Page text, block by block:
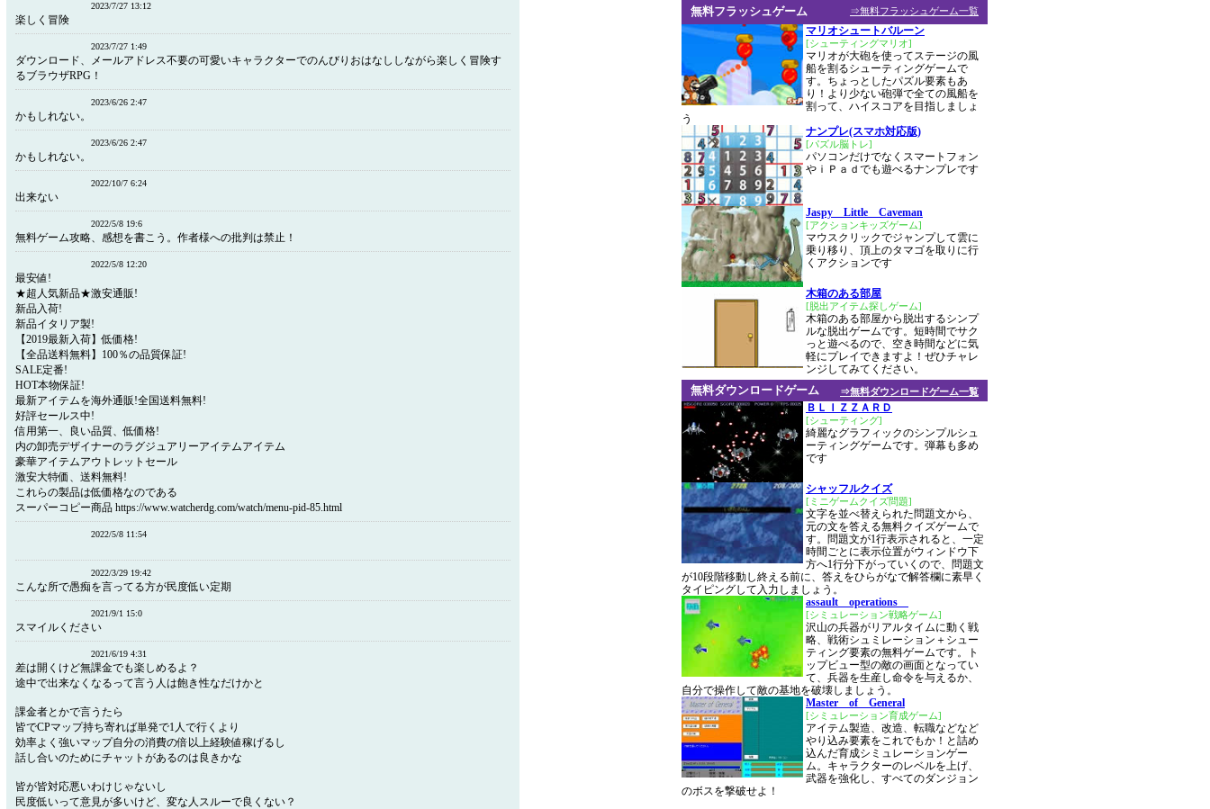
2023/7/27 13:12
楽しく冒険
2023/7/27 1:49
ダウンロード、メールアドレス不要の可愛いキャラクターでのんびりおはなししながら楽しく冒険す
るブラウザRPG！
2023/6/26 2:47
かもしれない。
2023/6/26 2:47
かもしれない。
2022/10/7 6:24
出来ない
2022/5/8 19:6
無料ゲーム攻略、感想を書こう。作者様への批判は禁止！
2022/5/8 12:20
最安値!
★超人気新品★激安通販!
新品入荷!
新品イタリア製!
【2019最新入荷】低価格!
【全品送料無料】100％の品質保証!
SALE定番!
HOT本物保証!
最新アイテムを海外通販!全国送料無料!
好評セールス中!
信用第一、良い品質、低価格!
内の卸売デザイナーのラグジュアリーアイテムアイテム
豪華アイテムアウトレットセール
激安大特価、送料無料!
これらの製品は低価格なのである
スーパーコピー商品 https://www.watcherdg.com/watch/menu-pid-85.html
2022/5/8 11:54
2022/3/29 19:42
こんな所で愚痴を言ってる方が民度低い定期
2021/9/1 15:0
スマイルください
2021/6/19 4:31
差は開くけど無課金でも楽しめるよ？
途中で出来なくなるって言う人は飽き性なだけかと
課金者とかで言うたら
皆でCPマップ持ち寄れば単発で1人で行くより
効率よく強いマップ自分の消費の倍以上経験値稼げるし
話し合いのためにチャットがあるのは良きかな
皆が皆対応悪いわけじゃないし
民度低いって意見が多いけど、変な人スルーで良くない？
⇒無料フラッシュゲーム一覧
無料フラッシュゲーム
マリオシュートバルーン
[シューティングマリオ]
マリオが大砲を使ってステージの風
船を割るシューティングゲームで
す。ちょっとしたパズル要素もあ
り！より少ない砲弾で全ての風船を
割って、ハイスコアを目指しましょ
う
ナンプレ(スマホ対応版)
[パズル脳トレ]
パソコンだけでなくスマートフォン
やｉＰａｄでも遊べるナンプレです
Jaspy Little Caveman
[アクションキッズゲーム]
マウスクリックでジャンプして雲に
乗り移り、頂上のタマゴを取りに行
くアクションです
木箱のある部屋
[脱出アイテム探しゲーム]
木箱のある部屋から脱出するシンプ
ルな脱出ゲームです。短時間でサク
っと遊べるので、空き時間などに気
軽にプレイできますよ！ぜひチャレ
ンジしてみてください。
⇒無料ダウンロードゲーム一覧
無料ダウンロードゲーム
ＢＬＩＺＺＡＲＤ
[シューティング]
綺麗なグラフィックのシンプルシュ
ーティングゲームです。弾幕も多め
です
シャッフルクイズ
[ミニゲームクイズ問題]
文字を並べ替えられた問題文から、
元の文を答える無料クイズゲームで
す。問題文が1行表示されると、一定
時間ごとに表示位置がウィンドウ下
方へ1行分下がっていくので、問題文
が10段階移動し終える前に、答えをひらがなで解答欄に素早く
タイピングして入力しましょう。
assault operations
[シミュレーション戦略ゲーム]
沢山の兵器がリアルタイムに動く戦
略、戦術シュミレーション＋シュー
ティング要素の無料ゲームです。ト
ップビュー型の敵の画面となってい
て、兵器を生産し命令を与えるか、
自分で操作して敵の基地を破壊しましょう。
Master of General
[シミュレーション育成ゲーム]
アイテム製造、改造、転職などなど
やり込み要素をこれでもか！と詰め
込んだ育成シミュレーションゲー
ム。キャラクターのレベルを上げ、
武器を強化し、すべてのダンジョン
のボスを撃破せよ！